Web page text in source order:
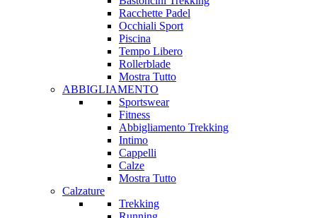
Racchette Padel
Occhiali Sport
Piscina
Tempo Libero
Rollerblade
Mostra Tutto
ABBIGLIAMENTO
Sportswear
Fitness
Abbigliamento Trekking
Intimo
Cappelli
Calze
Mostra Tutto
Calzature
Trekking